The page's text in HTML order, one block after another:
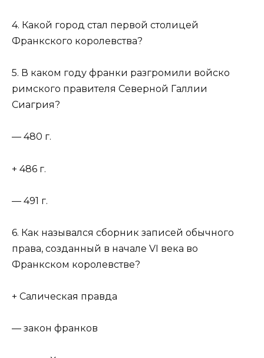
4. Какой город стал первой столицей
Франкского королевства?
5. В каком году франки разгромили войско
римского правителя Северной Галлии
Сиагрия?
— 480 г.
+ 486 г.
— 491 г.
6. Как назывался сборник записей обычного
права, созданный в начале VI века во
Франкском королевстве?
+ Салическая правда
— закон франков